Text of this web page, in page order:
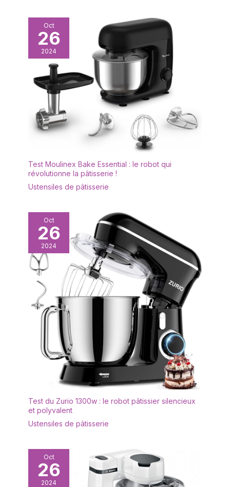
Tout le nécessaire pour réussir vos crêpes maison comme
un pro.
Oct
26
2024
Test Moulinex Bake Essential : le robot qui
révolutionne la pâtisserie !
Ustensiles de pâtisserie
Oct
26
2024
Test du Zurio 1300w : le robot pâtissier silencieux
et polyvalent
Ustensiles de pâtisserie
Oct
26
2024